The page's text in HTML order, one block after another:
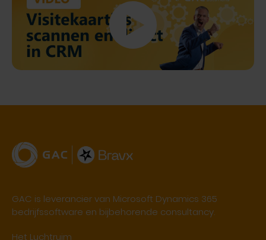
GAC is leverancier van Microsoft Dynamics 365
bedrijfssoftware en bijbehorende consultancy.
Het Luchtruim